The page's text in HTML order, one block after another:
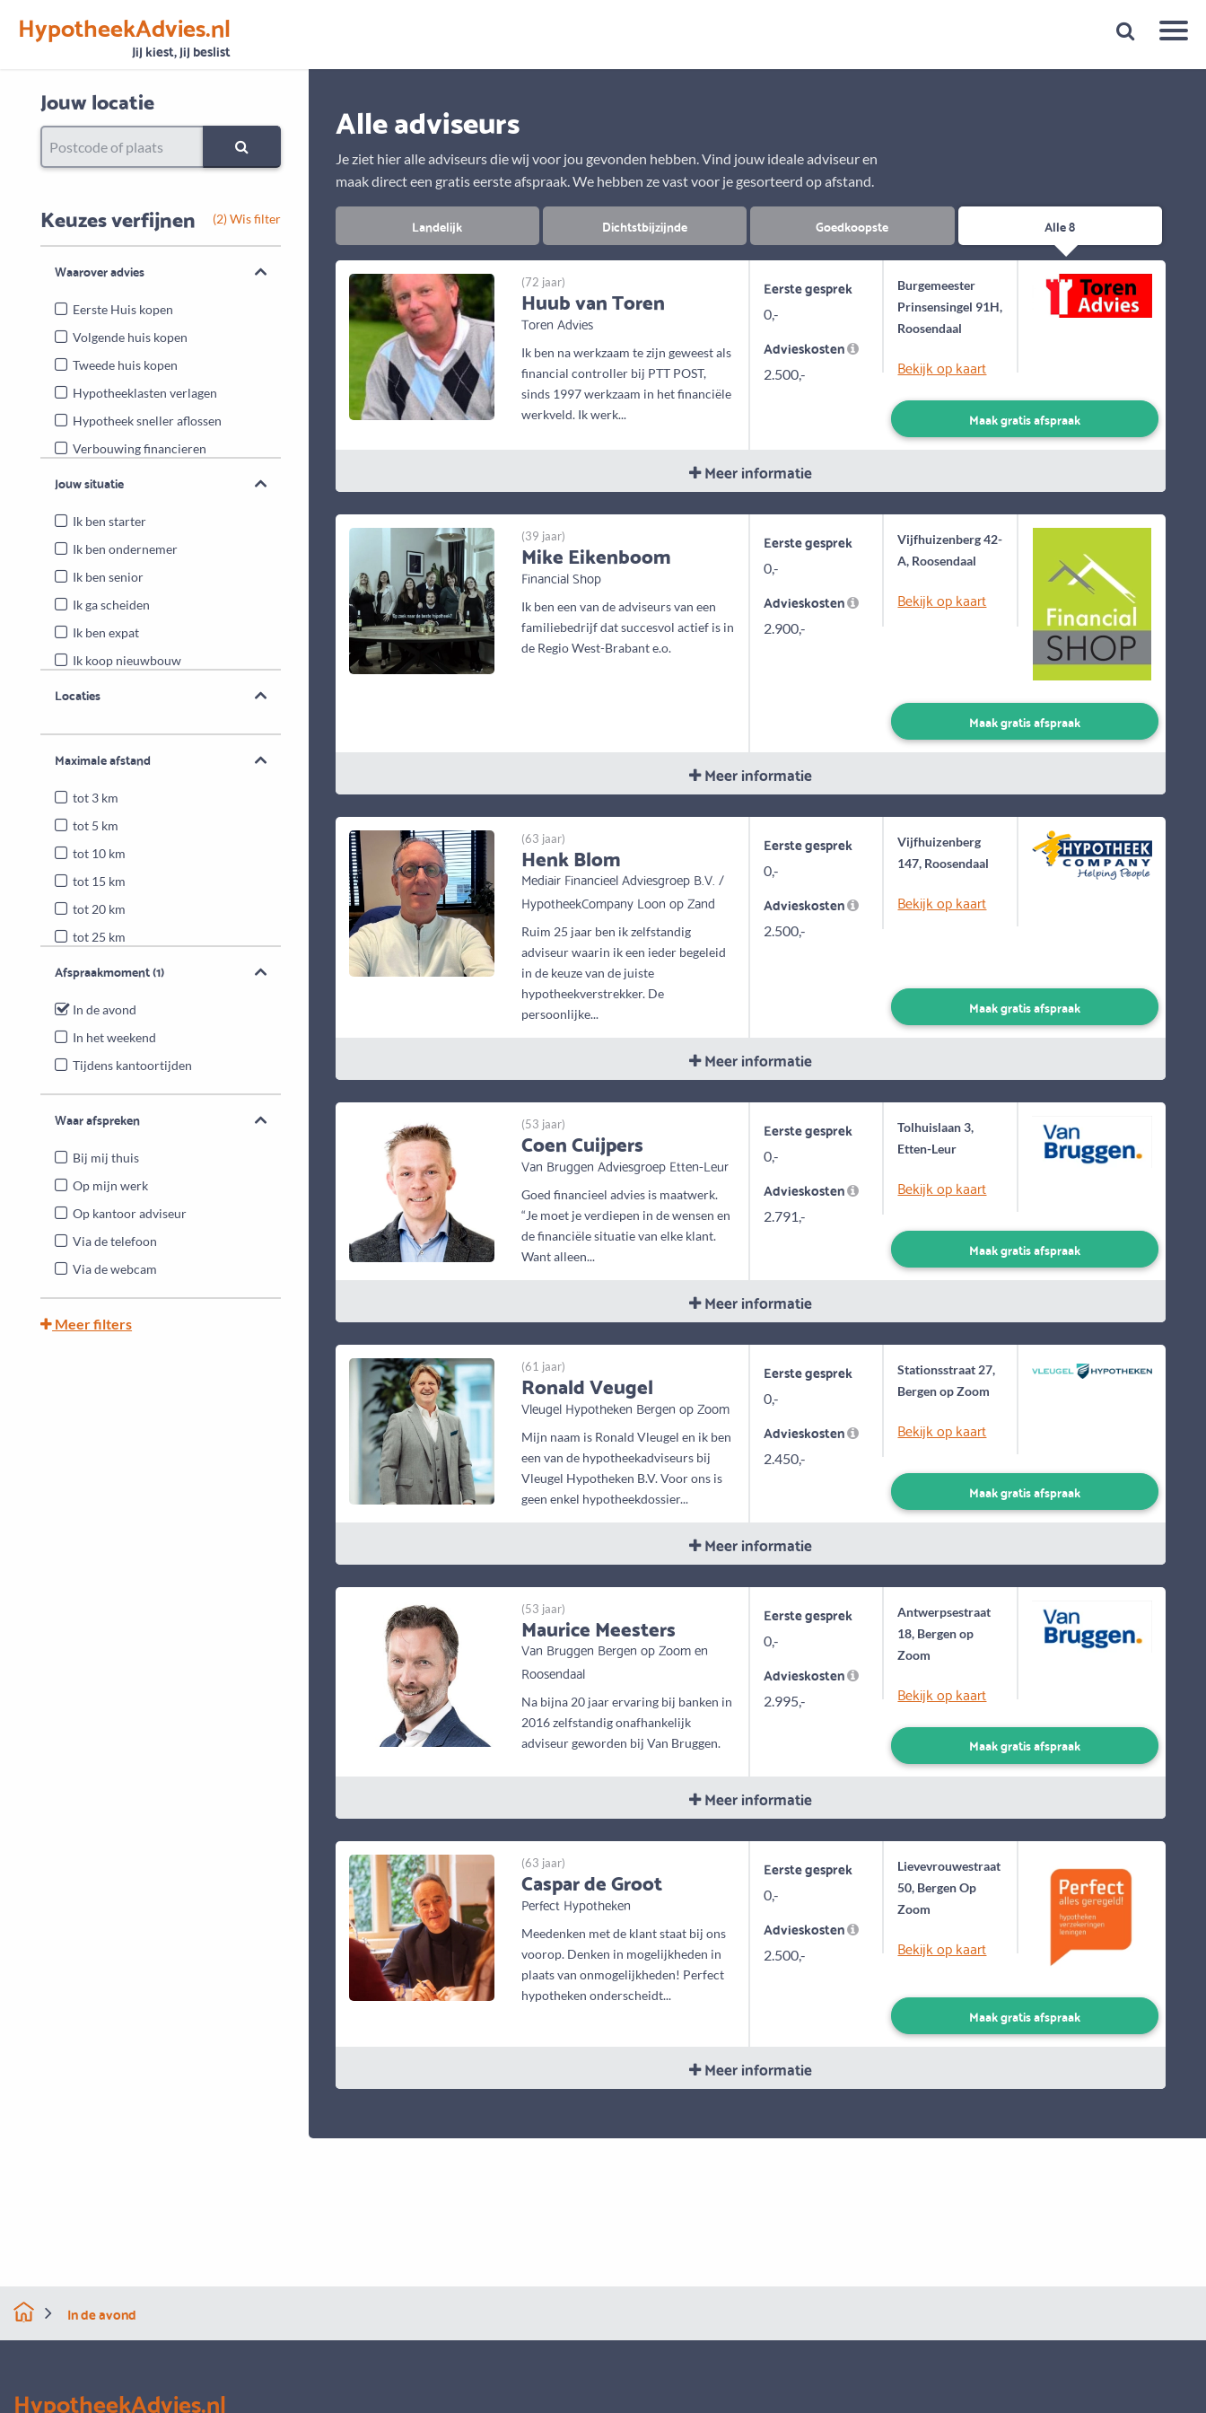
HypotheekAdvies.nl
Jij kiest, jij beslist
VertrouwenAlle basisgegevens zijn gecontroleerd Plan een gratis 1e gesprek binnen 1 minuut
Jouw locatie
Keuzes verfijnen (2) Wis filter
Waarover advies
Eerste Huis kopen
Volgende huis kopen
Tweede huis kopen
Hypotheeklasten verlagen
Hypotheek sneller aflossen
Verbouwing financieren
Energiebesparende maatregelen
Jouw situatie
Ik ben starter
Ik ben ondernemer
Ik ben senior
Ik ga scheiden
Ik ben expat
Ik koop nieuwbouw
Locaties
Maximale afstand
tot 3 km
tot 5 km
tot 10 km
tot 15 km
tot 20 km
tot 25 km
Heel Nederland
Afspraakmoment(1)
In de avond
In het weekend
Tijdens kantoortijden
Waar afspreken
Bij mij thuis
Op mijn werk
Op kantoor adviseur
Via de telefoon
Via de webcam
Meer filters
Alle adviseurs
Je ziet hier alle adviseurs die wij voor jou gevonden hebben. Vind jouw ideale adviseur en
maak direct een gratis eerste afspraak. We hebben ze vast voor je gesorteerd op afstand.
Landelijk Dichtstbijzijnde Goedkoopste Alle 8
(72 jaar)
Huub van Toren
Toren Advies
Ik ben na werkzaam te zijn geweest als
financial controller bij PTT POST,
sinds 1997 werkzaam in het financiële
werkveld. Ik werk...
Eerste gesprek
0,-
Advieskosten
2.500,-
Burgemeester
Prinsensingel 91H,
Roosendaal
Bekijk op kaart
Maak gratis afspraak
Meer informatie
(39 jaar)
Mike Eikenboom
Financial Shop
Ik ben een van de adviseurs van een
familiebedrijf dat succesvol actief is in
de Regio West-Brabant e.o.
Eerste gesprek
0,-
Advieskosten
2.900,-
Vijfhuizenberg 42-
A, Roosendaal
Bekijk op kaart
Maak gratis afspraak
Meer informatie
(63 jaar)
Henk Blom
Mediair Financieel Adviesgroep B.V. /
HypotheekCompany Loon op Zand
Ruim 25 jaar ben ik zelfstandig
adviseur waarin ik een ieder begeleid
in de keuze van de juiste
hypotheekverstrekker. De
persoonlijke...
Eerste gesprek
0,-
Advieskosten
2.500,-
Vijfhuizenberg
147, Roosendaal
Bekijk op kaart
Maak gratis afspraak
Meer informatie
(53 jaar)
Coen Cuijpers
Van Bruggen Adviesgroep Etten-Leur
Goed financieel advies is maatwerk.
“Je moet je verdiepen in de wensen en
de financiële situatie van elke klant.
Want alleen...
Eerste gesprek
0,-
Advieskosten
2.791,-
Tolhuislaan 3,
Etten-Leur
Bekijk op kaart
Maak gratis afspraak
Meer informatie
(61 jaar)
Ronald Veugel
Vleugel Hypotheken Bergen op Zoom
Mijn naam is Ronald Vleugel en ik ben
een van de hypotheekadviseurs bij
Vleugel Hypotheken B.V. Voor ons is
geen enkel hypotheekdossier...
Eerste gesprek
0,-
Advieskosten
2.450,-
Stationsstraat 27,
Bergen op Zoom
Bekijk op kaart
Maak gratis afspraak
Meer informatie
(53 jaar)
Maurice Meesters
Van Bruggen Bergen op Zoom en
Roosendaal
Na bijna 20 jaar ervaring bij banken in
2016 zelfstandig onafhankelijk
adviseur geworden bij Van Bruggen.
Eerste gesprek
0,-
Advieskosten
2.995,-
Antwerpsestraat
18, Bergen op
Zoom
Bekijk op kaart
Maak gratis afspraak
Meer informatie
(63 jaar)
Caspar de Groot
Perfect Hypotheken
Meedenken met de klant staat bij ons
voorop. Denken in mogelijkheden in
plaats van onmogelijkheden! Perfect
hypotheken onderscheidt...
Eerste gesprek
0,-
Advieskosten
2.500,-
Lievevrouwestraat
50, Bergen Op
Zoom
Bekijk op kaart
Maak gratis afspraak
Meer informatie
In de avond
HypotheekAdvies.nl